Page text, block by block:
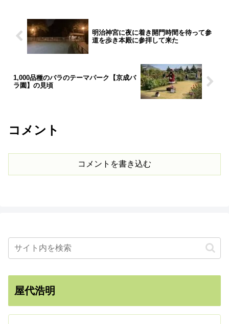
明治神宮に夜に着き開門時間を待って参
道を歩き本殿に参拝して来た
1,000品種のバラのテーマパーク【京成バ
ラ園】の見頃
コメント
コメントを書き込む
屋代浩明